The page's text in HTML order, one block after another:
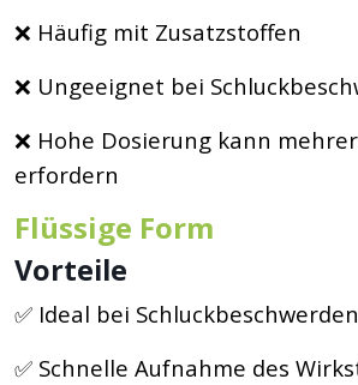
❌ Häufig mit Zusatzstoffen
❌ Ungeeignet bei
❌ Hohe Dosierung kann
erfordern
Flüssige Form
Vorteile
✅ Ideal bei Schluckbeschwerden
✅ Schnelle Aufnahme des